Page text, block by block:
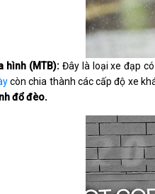
hình (MTB):Đây là loại xe đạp
còn chia thành các cấp độ xe
đổ đèo.